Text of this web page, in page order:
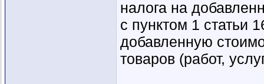
налога на
с пунктом 1 статьи
добавленную
товаров (работ,